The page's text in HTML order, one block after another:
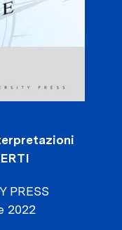
PRESS
2022